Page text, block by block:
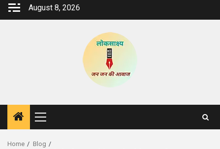
Skip
August 8, 2026
Primary
Menu
Home
Blog